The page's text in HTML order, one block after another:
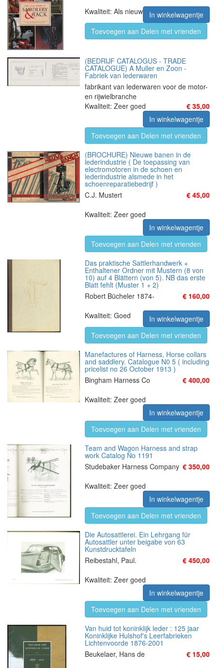
Kwaliteit: Als nieuw
In winkelwagentje
Toevoegen aan Delen met vrienden
(BEDRIJF CATALOGUS - TRADE
CATALOGUE) A Muller en Zoon -
Fabriek van lederwaren
fabrikant van lederwaren voor de motor-
en rijwielbranche
€ 35,00
Kwaliteit: Zeer goed
In winkelwagentje
Toevoegen aan Delen met vrienden
(BROCHURE) Nieuwe banen in de
lederindustrie ( De toepassing van
electromotoren in de schoen en
lederindustrie alsmede in het
schoenreparatiebedrijf )
C.J. Mustert
€ 45,00
Kwaliteit: Zeer goed
In winkelwagentje
Toevoegen aan Delen met vrienden
Das praktische Sattlerhandwerk +
Enthaltener Ordner mit Mustern (8 von
10) auf 4 Blättern (von 5). NB das erste
Blatt fehlt (Muster 1 + 2)
Robert Bücheler 1874-
€ 160,00
Kwaliteit: Goed
In winkelwagentje
Toevoegen aan Delen met vrienden
Manefactures of Harness, Horse collars
and saddlery. Catalogue N0 5 ( including
pricelist no 26 October 1913 )
Bingham Harness Co
€ 400,00
Kwaliteit: Zeer goed
In winkelwagentje
Toevoegen aan Delen met vrienden
Team and Wagon Harness and strap
work Catalog No 1191
Studebaker Harness Company € 350,00
Kwaliteit: Zeer goed
In winkelwagentje
Toevoegen aan Delen met vrienden
Die Autosattlerei. Ein Lehrgang für
Autosattler unter beigabe von 63
Kunstdrucktafeln
Reibestahl, Paul.
€ 450,00
Kwaliteit: Zeer goed
In winkelwagentje
Toevoegen aan Delen met vrienden
Van huid tot koninklijk leder : 125 jaar
Koninklijke Hulshof's Leerfabrieken
Lichtenvoorde 1876-2001
Beukelaer, Hans de
€ 15,00